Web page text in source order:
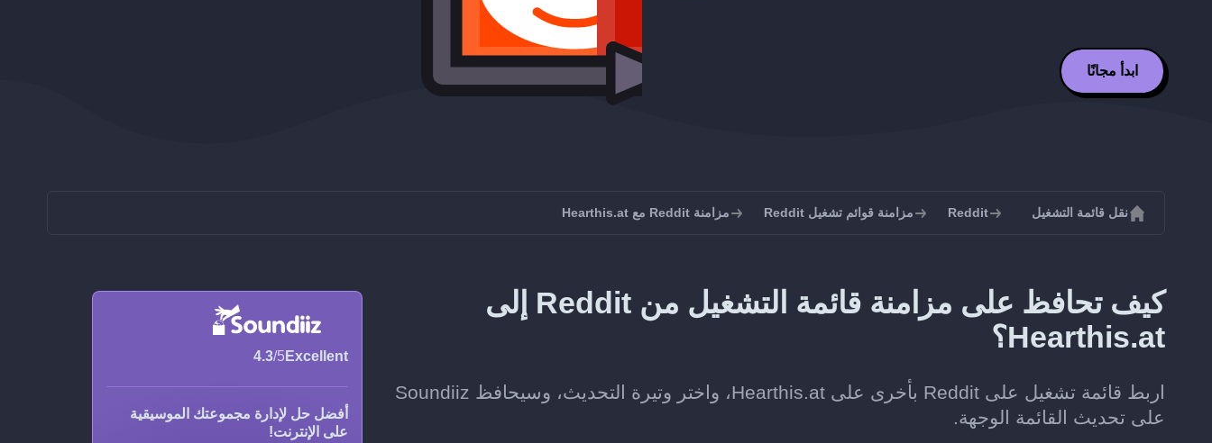
ابدأ مجانًا
نقل قائمة التشغيل Reddit مزامنة قوائم تشغيل Reddit مزامنة Reddit مع Hearthis.at
كيف تحافظ على مزامنة قائمة التشغيل من Reddit إلى
Hearthis.at؟
اربط قائمة تشغيل على Reddit بأخرى على Hearthis.at، واختر وتيرة التحديث، وسيحافظ Soundiiz
على تحديث القائمة الوجهة.
Excellent
4.3/5
أفضل حل لإدارة مجموعتك الموسيقية
على الإنترنت!